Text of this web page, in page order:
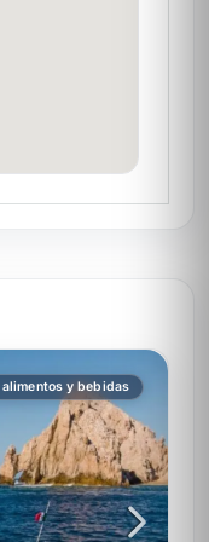
es
avistamiento
a
Los Cabos,
y bebidas